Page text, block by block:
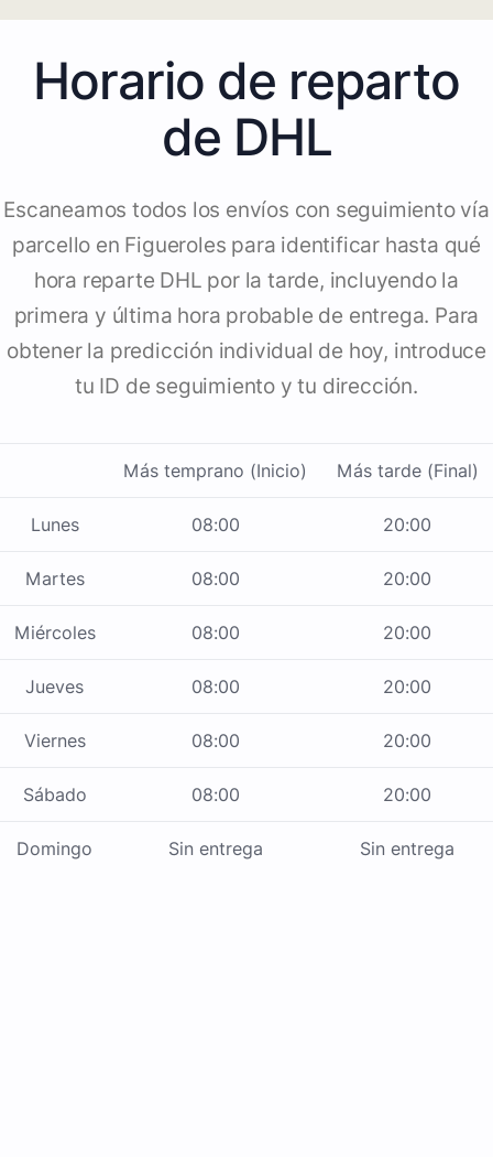
Horario de reparto
de DHL
Escaneamos todos los envíos con seguimiento vía
parcello en Figueroles para identificar hasta qué
hora reparte DHL por la tarde, incluyendo la
primera y última hora probable de entrega. Para
obtener la predicción individual de hoy, introduce
tu ID de seguimiento y tu dirección.
Más temprano (Inicio) Más tarde (Final)
Lunes 08:00 20:00
Martes 08:00 20:00
Miércoles 08:00 20:00
Jueves 08:00 20:00
Viernes 08:00 20:00
Sábado 08:00 20:00
Domingo Sin entrega Sin entrega